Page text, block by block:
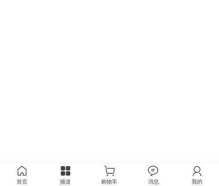
首页 频道 购物车 消息 我的